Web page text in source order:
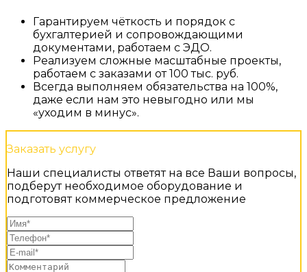
Гарантируем чёткость и порядок с
бухгалтерией и сопровождающими
документами, работаем с ЭДО.
Реализуем сложные масштабные проекты,
работаем с заказами от 100 тыс. руб.
Всегда выполняем обязательства на 100%,
даже если нам это невыгодно или мы
«уходим в минус».
Заказать услугу
Наши специалисты ответят на все Ваши вопросы,
подберут необходимое оборудование и
подготовят коммерческое предложение